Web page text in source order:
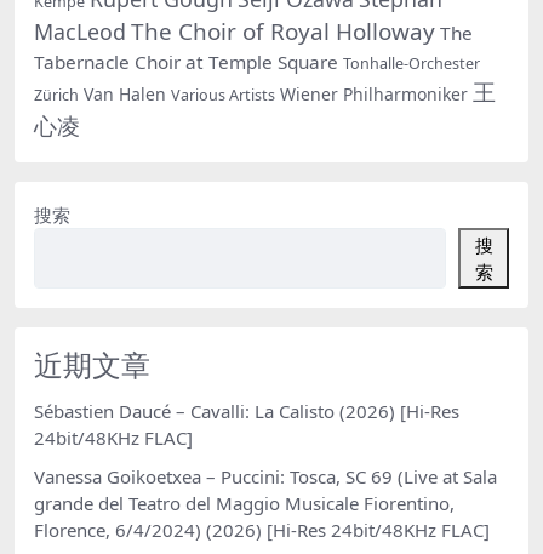
MacLeod The Choir of Royal Holloway The
Tabernacle Choir at Temple Square Tonhalle-Orchester
Zürich Van Halen Various Artists Wiener Philharmoniker 王
心凌
搜索
搜
索
近期文章
Sébastien Daucé – Cavalli: La Calisto (2026) [Hi-Res
24bit/48KHz FLAC]
Vanessa Goikoetxea – Puccini: Tosca, SC 69 (Live at Sala
grande del Teatro del Maggio Musicale Fiorentino,
Florence, 6/4/2024) (2026) [Hi-Res 24bit/48KHz FLAC]